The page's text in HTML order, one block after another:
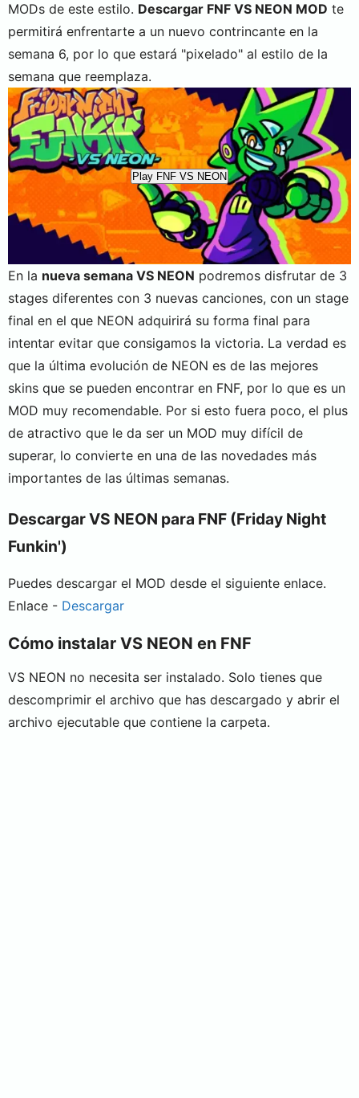
MODs de este estilo. Descargar FNF VS NEON MOD te
permitirá enfrentarte a un nuevo contrincante en la
semana 6, por lo que estará "pixelado" al estilo de la
semana que reemplaza.
Play FNF VS NEON
En la nueva semana VS NEON podremos disfrutar de 3
stages diferentes con 3 nuevas canciones, con un stage
final en el que NEON adquirirá su forma final para
intentar evitar que consigamos la victoria. La verdad es
que la última evolución de NEON es de las mejores
skins que se pueden encontrar en FNF, por lo que es un
MOD muy recomendable. Por si esto fuera poco, el plus
de atractivo que le da ser un MOD muy difícil de
superar, lo convierte en una de las novedades más
importantes de las últimas semanas.
Descargar VS NEON para FNF (Friday Night
Funkin')
Puedes descargar el MOD desde el siguiente enlace.
Enlace - Descargar
Cómo instalar VS NEON en FNF
VS NEON no necesita ser instalado. Solo tienes que
descomprimir el archivo que has descargado y abrir el
archivo ejecutable que contiene la carpeta.